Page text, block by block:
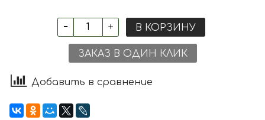
В КОРЗИНУ
ЗАКАЗ В ОДИН КЛИК
Добавить в сравнение